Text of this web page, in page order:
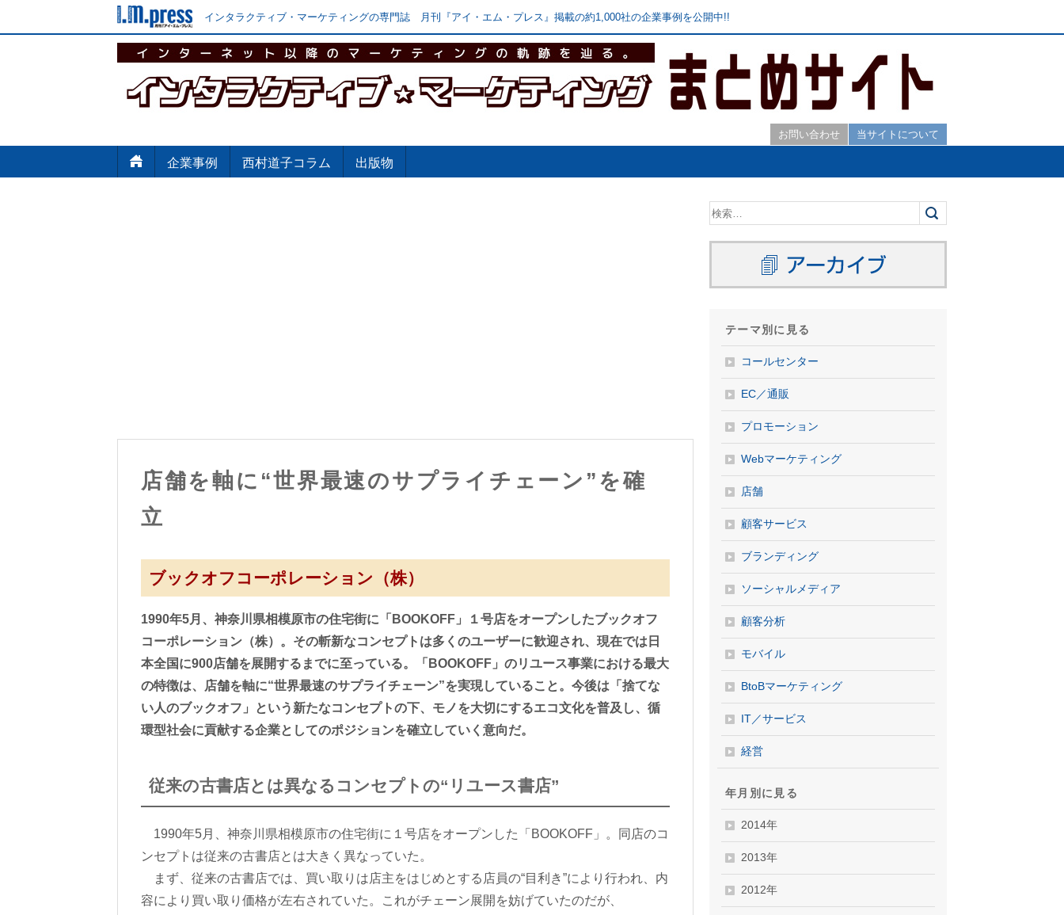
インタラクティブ・マーケティングの専門誌 月刊『アイ・エム・プレス』掲載の約1,000社の企業事例を公開中!!
お問い合わせ 当サイトについて
企業事例 西村道子コラム 出版物
店舗を軸に“世界最速のサプライチェーン”を確
立
ブックオフコーポレーション（株）
1990年5月、神奈川県相模原市の住宅街に「BOOKOFF」１号店をオープンしたブックオフ
コーポレーション（株）。その斬新なコンセプトは多くのユーザーに歓迎され、現在では日
本全国に900店舗を展開するまでに至っている。「BOOKOFF」のリユース事業における最大
の特徴は、店舗を軸に“世界最速のサプライチェーン”を実現していること。今後は「捨てな
い人のブックオフ」という新たなコンセプトの下、モノを大切にするエコ文化を普及し、循
環型社会に貢献する企業としてのポジションを確立していく意向だ。
従来の古書店とは異なるコンセプトの“リユース書店”
1990年5月、神奈川県相模原市の住宅街に１号店をオープンした「BOOKOFF」。同店のコ
ンセプトは従来の古書店とは大きく異なっていた。
まず、従来の古書店では、買い取りは店主をはじめとする店員の“目利き”により行われ、内
容により買い取り価格が左右されていた。これがチェーン展開を妨げていたのだが、
テーマ別に見る
コールセンター
EC／通販
プロモーション
Webマーケティング
店舗
顧客サービス
ブランディング
ソーシャルメディア
顧客分析
モバイル
BtoBマーケティング
IT／サービス
経営
年月別に見る
2014年
2013年
2012年